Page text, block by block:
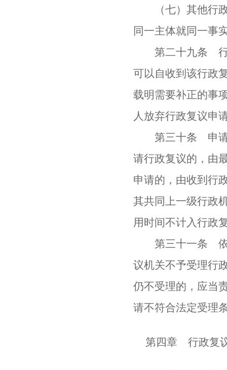
（七）其他行政
同一主体就同一事
第二十九条 行政
可以自收到该行政
载明需要补正的事
人放弃行政复议申
第三十条 申请人
请行政复议的，由
申请的，由收到行
其共同上一级行政
用时间不计入行政
第三十一条 依照
议机关不予受理行
仍不受理的，应当
请不符合法定受理
第四章 行政复